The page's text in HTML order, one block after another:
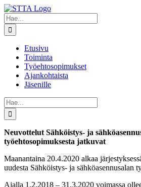
Skip
to
content
Etsi
...
Etusivu
Toiminta
Työehtosopimukset
Ajankohtaista
Jäsenille
Etsi
...
Neuvottelut Sähköistys- ja
työehtosopimuksesta jatkuvat
Maanantaina 20.4.2020 alkaa
uudesta Sähköistys- ja sähköasennusalan
Ajalla 1.2.2018 – 31.3.2020 voimassa